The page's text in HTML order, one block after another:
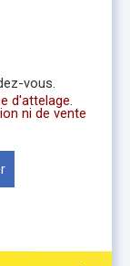
vous.
d'attelage.
ni de vente